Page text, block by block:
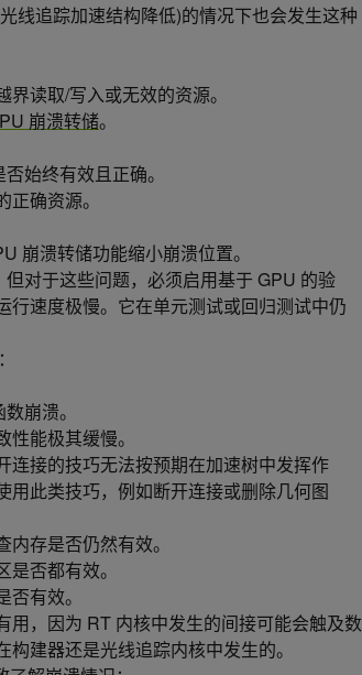
线追踪加速结构降低)的情况下也会发生这种
读取/写入或无效的资源。
崩溃转储。
始终有效且正确。
确资源。
崩溃转储功能缩小崩溃位置。
对于这些问题，必须启用基于 GPU 的验
速度极慢。它在单元测试或回归测试中仍
崩溃。
能极其缓慢。
连接的技巧无法按预期在加速树中发挥作
用此类技巧，例如断开连接或删除几何图
存是否仍然有效。
否都有效。
有效。
，因为 RT 内核中发生的间接可能会触及数
建器还是光线追踪内核中发生的。